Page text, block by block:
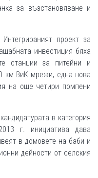
за възстановяване и
проект за
инвестиция бяха
станции за питейни и
км ВиК мрежи, една нова
на още четири помпени
в категория
г. инициатива дава
в домовете на баби и
дейности от селския